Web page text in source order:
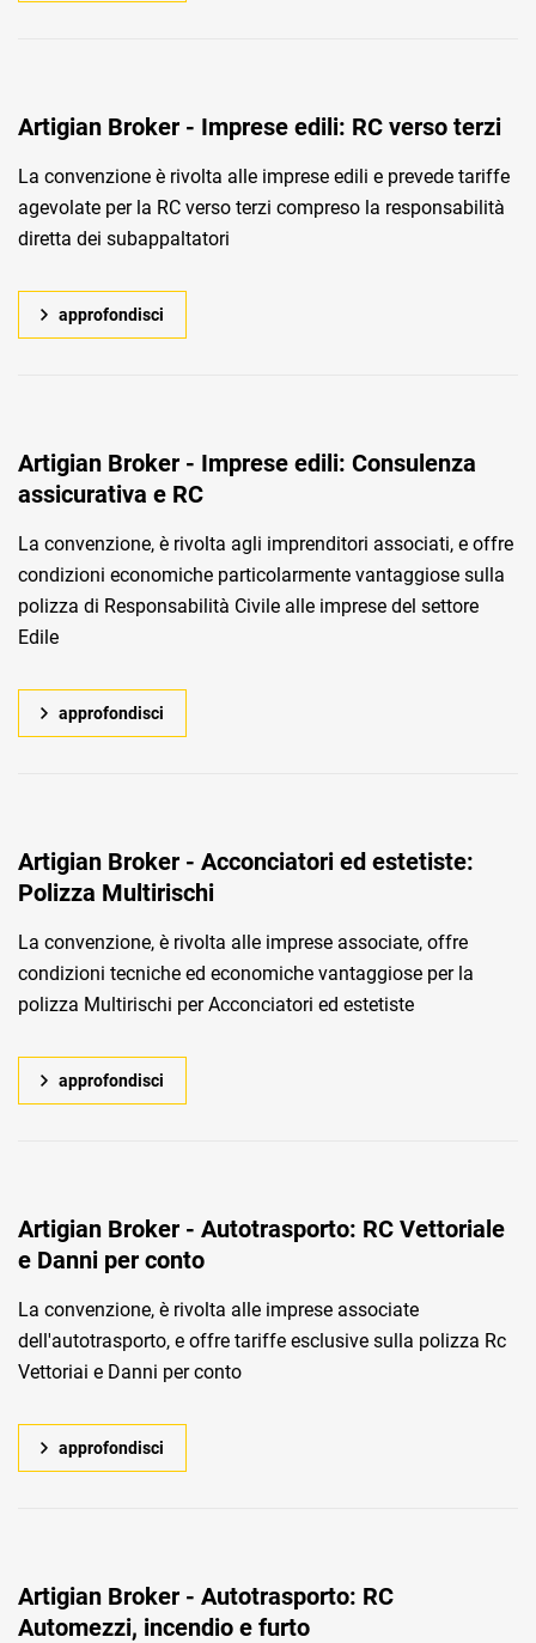
Artigian Broker - Imprese edili: RC verso terzi
La convenzione è rivolta alle imprese edili e prevede tariffe
agevolate per la RC verso terzi compreso la responsabilità
diretta dei subappaltatori
approfondisci
Artigian Broker - Imprese edili: Consulenza
assicurativa e RC
La convenzione, è rivolta agli imprenditori associati, e offre
condizioni economiche particolarmente vantaggiose sulla
polizza di Responsabilità Civile alle imprese del settore
Edile
approfondisci
Artigian Broker - Acconciatori ed estetiste:
Polizza Multirischi
La convenzione, è rivolta alle imprese associate, offre
condizioni tecniche ed economiche vantaggiose per la
polizza Multirischi per Acconciatori ed estetiste
approfondisci
Artigian Broker - Autotrasporto: RC Vettoriale
e Danni per conto
La convenzione, è rivolta alle imprese associate
dell'autotrasporto, e offre tariffe esclusive sulla polizza Rc
Vettoriai e Danni per conto
approfondisci
Artigian Broker - Autotrasporto: RC
Automezzi, incendio e furto